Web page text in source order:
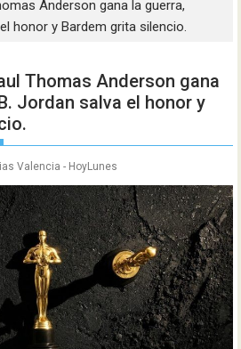
Anderson gana la guerra,
honor y Bardem grita silencio.
Thomas Anderson gana
Jordan salva el honor y
Valencia - HoyLunes